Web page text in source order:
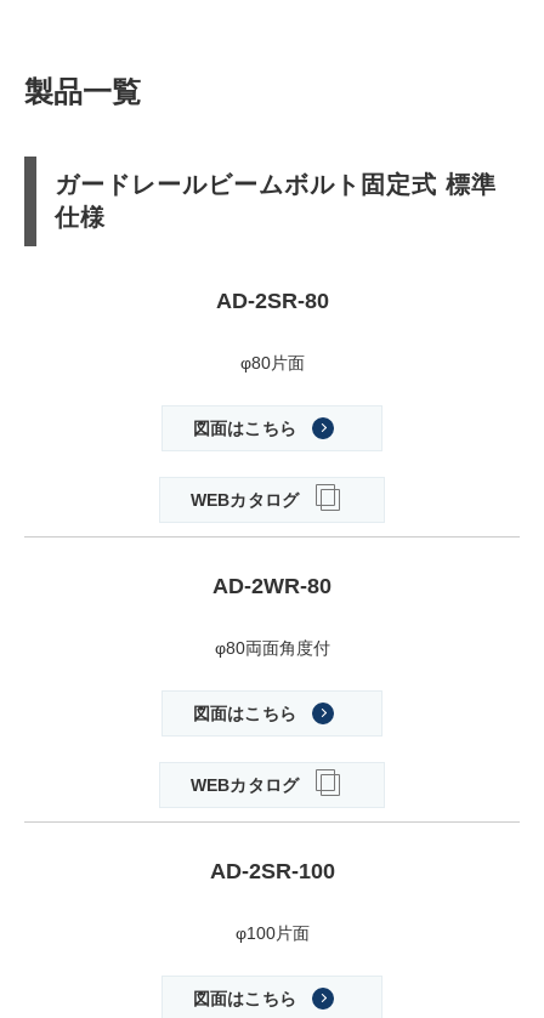
製品一覧
ガードレールビームボルト固定式 標準
仕様
AD-2SR-80
φ80片面
図面はこちら
WEBカタログ
AD-2WR-80
φ80両面角度付
図面はこちら
WEBカタログ
AD-2SR-100
φ100片面
図面はこちら